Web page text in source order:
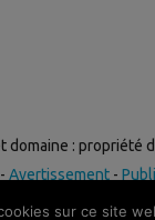
domaine : propriété
- Avertissement -
sur ce site